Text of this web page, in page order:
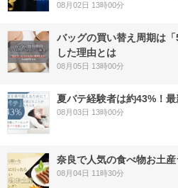
08月02日 13時00分
バッグの買い替え周期は
した理由とは
08月05日 13時00分
夏バテ経験者は約43%！
08月03日 13時00分
奈良で人気の食べ物お土
08月04日 11時30分